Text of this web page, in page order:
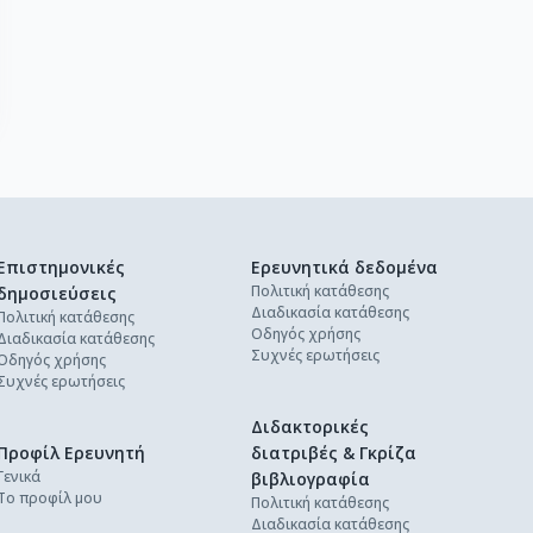
κατάθεσης
κατάθεσης
χρήσης
ερωτήσεις
Ερευνητικά δεδομένα
Πολιτική κατάθεσης
Διαδικασία κατάθεσης
Οδηγός χρήσης
Συχνές ερωτήσεις
Διδακτορικές
διατριβές & Γκρίζα
βιβλιογραφία
Πολιτική κατάθεσης
Διαδικασία κατάθεσης
Ερευνητή
προφίλ μου